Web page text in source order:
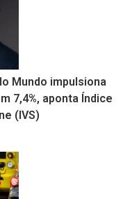
Mundo impulsiona
7,4%, aponta Índice
(IVS)